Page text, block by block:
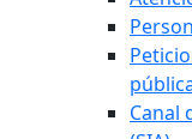
Canal